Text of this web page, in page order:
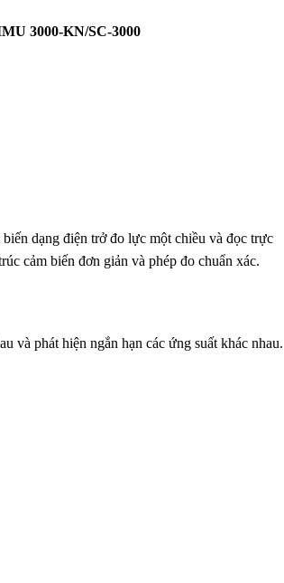
3000-KN/SC-3000
dạng điện trở đo lực một chiều và đọc trực
cảm biến đơn giản và phép đo chuẩn xác.
và phát hiện ngắn hạn các ứng suất khác nhau.